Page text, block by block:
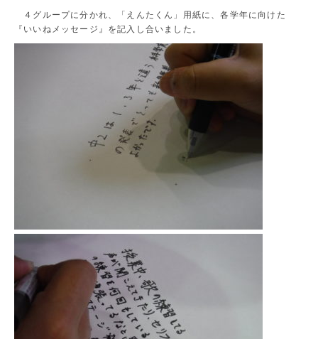
４グループに分かれ、「えんたくん」用紙に、各学年に向けた
『いいねメッセージ』を記入し合いました。